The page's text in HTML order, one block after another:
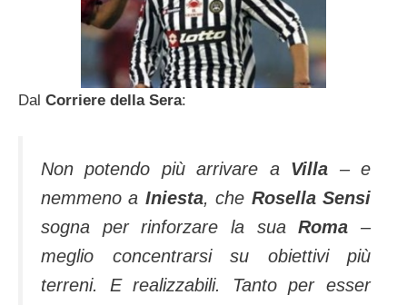
Dal Corriere della Sera:
Non potendo più arrivare a Villa – e
nemmeno a Iniesta, che Rosella Sensi
sogna per rinforzare la suaRoma –
meglio concentrarsi su obiettivi più
terreni. E realizzabili. Tanto per esser